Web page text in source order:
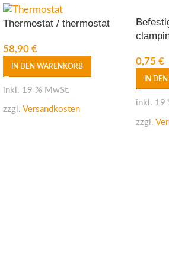
Thermostat / thermostat
58,90 €
IN DEN WARENKORB
inkl. 19 % MwSt.
zzgl. Versandkosten
0,75 €
IN
inkl. 19
zzgl.